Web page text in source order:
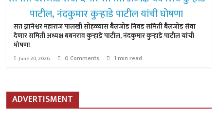
संत ज्ञानेश्वर महाराज पालखी सोहळ्यास बैलजोड निवड समिती बैलजोड सेवा
देणार समिती अध्यक्ष बबनराव कुऱ्हाडे पाटील, नंदकुमार कुऱ्हाडे पाटील यांची
घोषणा
June 20, 2026 0 Comments 1 min read
ADVERTISMENT